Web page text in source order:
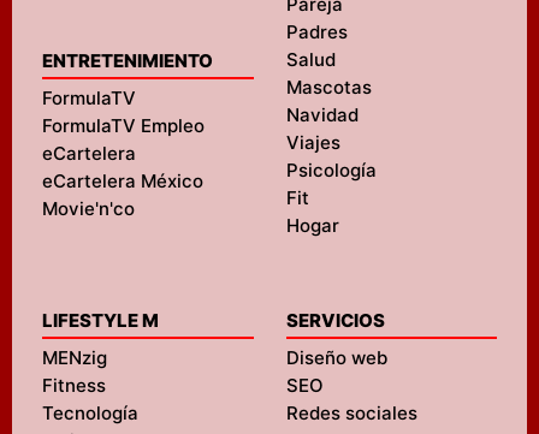
ENTRETENIMIENTO
FormulaTV
FormulaTV Empleo
eCartelera
eCartelera México
Movie'n'co
Padres
Salud
Mascotas
Navidad
Viajes
Psicología
Fit
Hogar
LIFESTYLE M
MENzig
Fitness
Tecnología
SERVICIOS
Diseño web
SEO
Redes sociales